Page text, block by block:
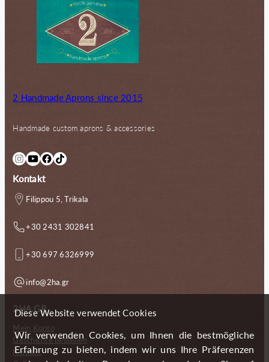
2 Handmade Aprons since 2015
Handmade custom aprons & accessories
InstagramYouTube Facebook TikTok
Kontakt
Filippou 5, Trikala
+30 2431 302841
+30 697 6326999
info@2ha.gr
2HA.GR
Mein Konto
Geschichte bestellen
Kontakt
Diese Website verwendet Cookies
Wir verwenden Cookies, um Ihnen die bestmögliche
Erfahrung zu bieten, indem wir uns Ihre Präferenzen